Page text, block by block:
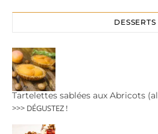
DESSERTS
Tartelettes sablées aux Abricots
>>> DÉGUSTEZ !